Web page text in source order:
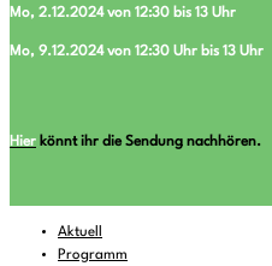
Mo, 2.12.2024 von 12:30 bis 13 Uhr
Mo, 9.12.2024 von 12:30 Uhr bis 13 Uhr
Hier könnt ihr die Sendung nachhören.
Aktuell
Programm